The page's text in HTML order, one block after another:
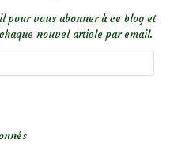
pour vous abonner à ce blog et
nouvel article par email.